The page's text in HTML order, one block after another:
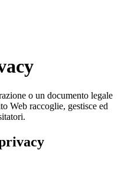
o un documento legale
Web raccoglie, gestisce ed